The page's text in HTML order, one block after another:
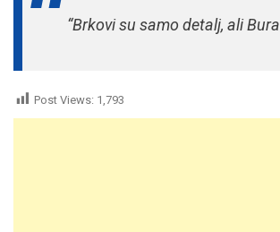
“Brkovi su samo detalj, ali
Post Views: 1,793